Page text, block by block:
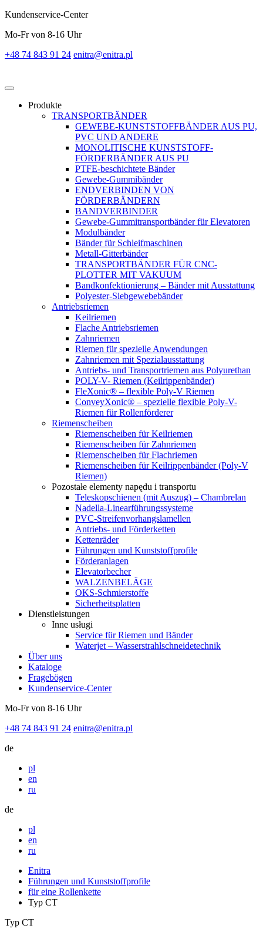
Kundenservice-Center
Mo-Fr von 8-16 Uhr
+48 74 843 91 24 enitra@enitra.pl
Produkte
TRANSPORTBÄNDER
GEWEBE-KUNSTSTOFFBÄNDER AUS PU,
PVC UND ANDERE
MONOLITISCHE KUNSTSTOFF-
FÖRDERBÄNDER AUS PU
PTFE-beschichtete Bänder
Gewebe-Gummibänder
ENDVERBINDEN VON
FÖRDERBÄNDERN
BANDVERBINDER
Gewebe-Gummitransportbänder für Elevatoren
Modulbänder
Bänder für Schleifmaschinen
Metall-Gitterbänder
TRANSPORTBÄNDER FÜR CNC-
PLOTTER MIT VAKUUM
Bandkonfektionierung – Bänder mit Ausstattung
Polyester-Siebgewebebänder
Antriebsriemen
Keilriemen
Flache Antriebsriemen
Zahnriemen
Riemen für spezielle Anwendungen
Zahnriemen mit Spezialausstattung
Antriebs- und Transportriemen aus Polyurethan
POLY-V- Riemen (Keilrippenbänder)
FleXonic® – flexible Poly-V Riemen
ConveyXonic® – spezielle flexible Poly-V-
Riemen für Rollenförderer
Riemenscheiben
Riemenscheiben für Keilriemen
Riemenscheiben für Zahnriemen
Riemenscheiben für Flachriemen
Riemenscheiben für Keilrippenbänder (Poly-V
Riemen)
Pozostałe elementy napędu i transportu
Teleskopschienen (mit Auszug) – Chambrelan
Nadella-Linearführungssysteme
PVC-Streifenvorhangslamellen
Antriebs- und Förderketten
Kettenräder
Führungen und Kunststoffprofile
Förderanlagen
Elevatorbecher
WALZENBELÄGE
OKS-Schmierstoffe
Sicherheitsplatten
Dienstleistungen
Inne usługi
Service für Riemen und Bänder
Waterjet – Wasserstrahlschneidetechnik
Über uns
Kataloge
Fragebögen
Kundenservice-Center
Mo-Fr von 8-16 Uhr
+48 74 843 91 24 enitra@enitra.pl
de
pl
en
ru
de
pl
en
ru
Enitra
Führungen und Kunststoffprofile
für eine Rollenkette
Typ CT
Typ CT